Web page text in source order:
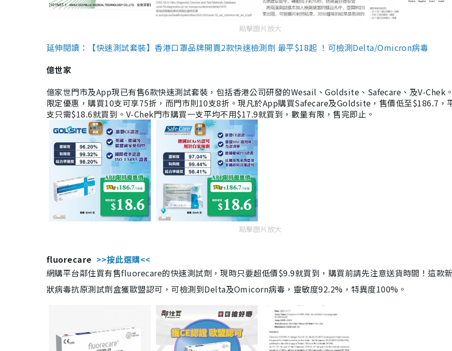
點擊圖片放大
延伸閱讀：【快速測試套裝】香港口罩品牌開賣2款快速檢測劑 最平$18起 ！可檢測Delta/Omicron病毒
億世家
億家世門市及App現已有售6款快速測試套裝，包括香港公司研發的Wesail、Goldsite、Safecare、及V-Chek
限定優惠，購買10支可享75折，而門市則10支8折。現凡於App購買Safecare及Goldsite，售價低至$186.7，
支只需$18.6就買到。V-Chek門市購買一支平均不用$17.9就買到，數量有限，售完即止。
點擊圖片放大
fluorecare >>按此選購<<
網購平台鄰住買有售fluorecare的快速測試劑，現時只要超低價$9.9就買到，購買前請先注意送貨時間！這款
狀病毒抗原測試劑盒獲歐盟認可，可檢測到Delta及Omicorn病毒，靈敏度92.2%，特異度100%。